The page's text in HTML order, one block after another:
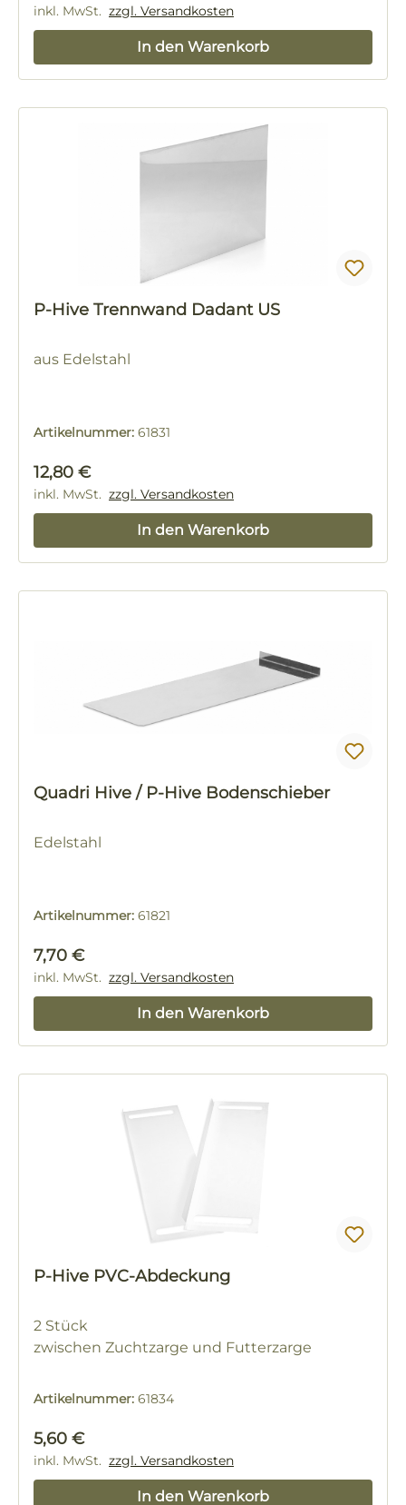
inkl. MwSt. zzgl. Versandkosten
In den Warenkorb
P-Hive Trennwand Dadant US
aus Edelstahl
Artikelnummer: 61831
Regulärer Preis:
12,80 €
inkl. MwSt. zzgl. Versandkosten
In den Warenkorb
Quadri Hive / P-Hive Bodenschieber
Edelstahl
Artikelnummer: 61821
Regulärer Preis:
7,70 €
inkl. MwSt. zzgl. Versandkosten
In den Warenkorb
P-Hive PVC-Abdeckung
2 Stück
zwischen Zuchtzarge und Futterzarge
Artikelnummer: 61834
Regulärer Preis:
5,60 €
inkl. MwSt. zzgl. Versandkosten
In den Warenkorb